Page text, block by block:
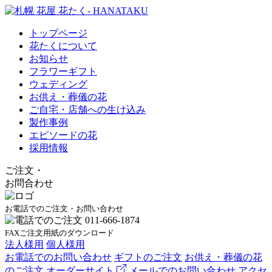
トップページ
花たくについて
お知らせ
フラワーギフト
ウェディング
お供え・葬儀の花
ご自宅・店舗への生け込み
製作事例
エピソードの花
採用情報
ご注文 ・
お問合わせ
お電話でのご注文・お問い合わせ
FAXご注文用紙のダウンロード
法人様用 個人様用
お電話でのお問い合わせ ギフトのご注文 お供え・葬儀の花